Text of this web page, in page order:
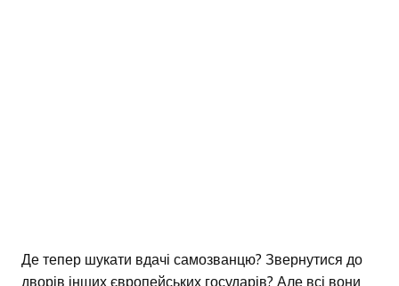
Де тепер шукати вдачі самозванцю? Звернутися до
дворів інших європейських государів? Але всі вони